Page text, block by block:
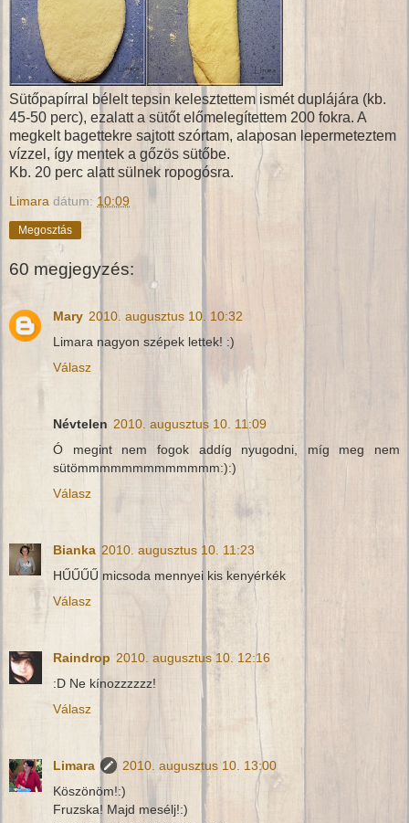
Sütőpapírral bélelt tepsin kelesztettem ismét duplájára (kb.
45-50 perc), ezalatt a sütőt előmelegítettem 200 fokra. A
megkelt bagettekre sajtott szórtam, alaposan lepermeteztem
vízzel, így mentek a gőzös sütőbe.
Kb. 20 perc alatt sülnek ropogósra.
Limara dátum: 10:09
Megosztás
60 megjegyzés:
Mary 2010. augusztus 10. 10:32
Limara nagyon szépek lettek! :)
Válasz
Névtelen 2010. augusztus 10. 11:09
Ó megint nem fogok addíg nyugodni, míg meg nem
sütömmmmmmmmmmmmm:):)
Válasz
Bianka 2010. augusztus 10. 11:23
HŰŰŰŰ micsoda mennyei kis kenyérkék
Válasz
Raindrop 2010. augusztus 10. 12:16
:D Ne kínozzzzzz!
Válasz
Limara
2010. augusztus 10. 13:00
Köszönöm!:)
Fruzska! Majd mesélj!:)